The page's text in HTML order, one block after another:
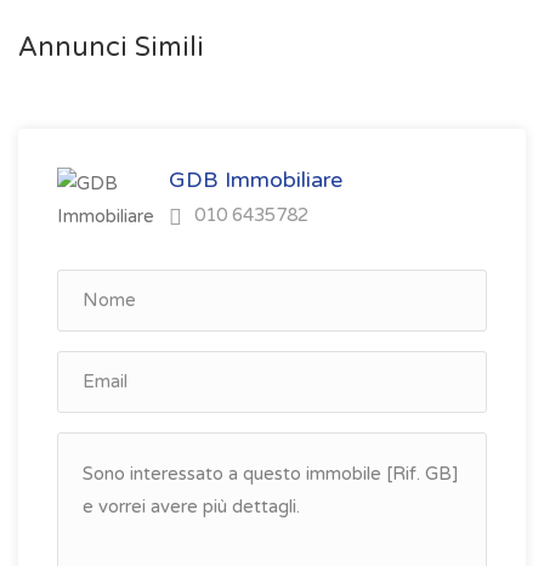
Annunci Simili
GDB Immobiliare
010 6435782